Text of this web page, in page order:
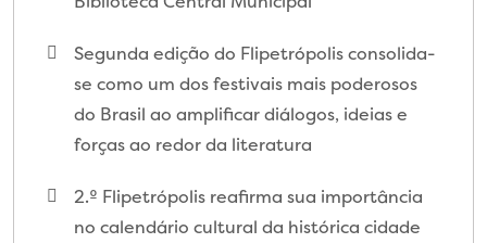
Segunda edição do Flipetrópolis consolida-
se como um dos festivais mais poderosos
do Brasil ao amplificar diálogos, ideias e
forças ao redor da literatura
2.º Flipetrópolis reafirma sua importância
no calendário cultural da histórica cidade